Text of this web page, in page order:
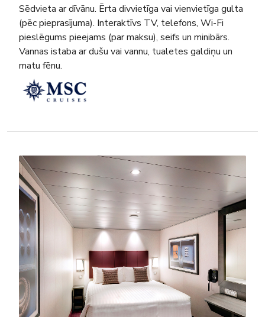
Sēdvieta ar dīvānu. Ērta divvietīga vai vienvietīga gulta
(pēc pieprasījuma). Interaktīvs TV, telefons, Wi-Fi
pieslēgums pieejams (par maksu), seifs un minibārs.
Vannas istaba ar dušu vai vannu, tualetes galdiņu un
matu fēnu.